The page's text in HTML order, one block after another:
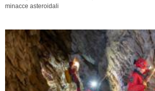
minacce asteroidali